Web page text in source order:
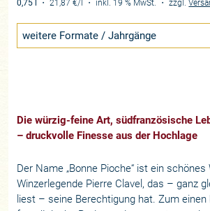
0,75 l
・21,87 €/l ・ inkl. 19 % MwSt. ・zzgl.
weitere Formate / Jahrgänge
Die würzig-feine Art, südfranzösische
– druckvolle Finesse aus der Hochlage
Der Name „Bonne Pioche“ ist ein
Winzerlegende Pierre Clavel, das – ganz
liest – seine Berechtigung hat. Zum